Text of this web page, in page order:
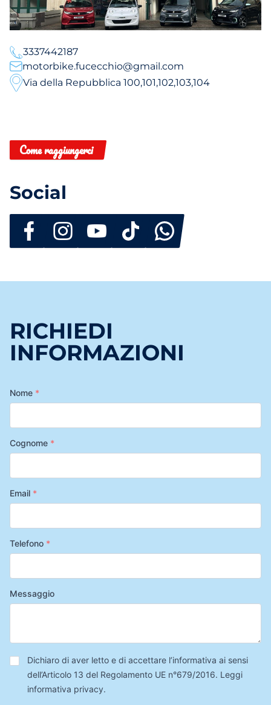
3337442187
motorbike.fucecchio@gmail.com
Via della Repubblica 100,101,102,103,104
Come raggiungerci
Social
RICHIEDI
INFORMAZIONI
Nome *
Cognome *
Email *
Telefono *
Messaggio
Privacy*
Dichiaro di aver letto e di accettare l’informativa ai sensi
dell’Articolo 13 del Regolamento UE n°679/2016. Leggi
informativa privacy.